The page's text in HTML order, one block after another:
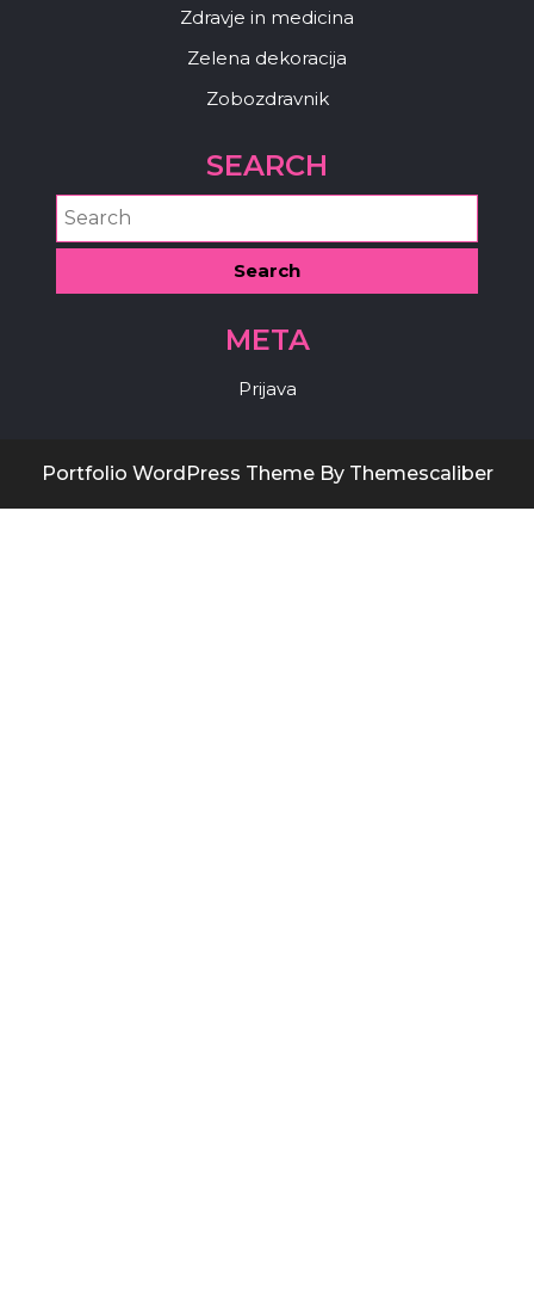
Zdravje in medicina
Zelena dekoracija
Zobozdravnik
SEARCH
META
Prijava
Portfolio WordPress ThemeBy Themescaliber